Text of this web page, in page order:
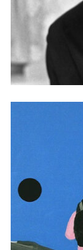
世